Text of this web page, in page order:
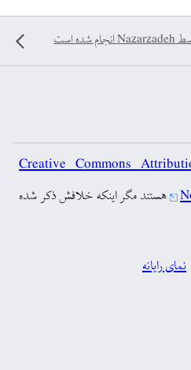
Nazarzadehانجام شده است
Creative Commons
هستند مگر اینکه خلافش ذکر شده
نمای رایانه